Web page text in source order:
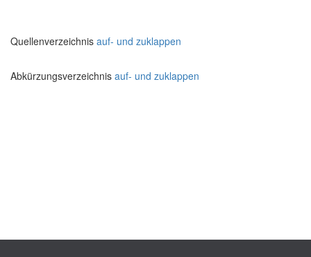
Quellenverzeichnis auf- und zuklappen
Abkürzungsverzeichnis auf- und zuklappen